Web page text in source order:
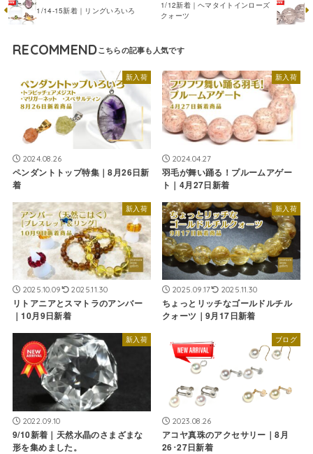
1/14-15新着｜リングいろいろ
1/12新着｜ヘマタイトインローズ
クォーツ
RECOMMEND
新入荷
2024.08.26
ペンダントトップ特集｜8月26日新
着
新入荷
2024.04.27
羽毛が舞い踊る！プルームアゲー
ト｜4月27日新着
新入荷
2025.10.09 2025.11.30
リトアニアとスマトラのアンバー
｜10月9日新着
新入荷
2025.09.17 2025.11.30
ちょっとリッチなゴールドルチル
クォーツ｜9月17日新着
新入荷
2022.09.10
9/10新着｜天然水晶のさまざまな
形を集めました。
ブログ
2023.08.26
アコヤ真珠のアクセサリー｜8月
26･27日新着